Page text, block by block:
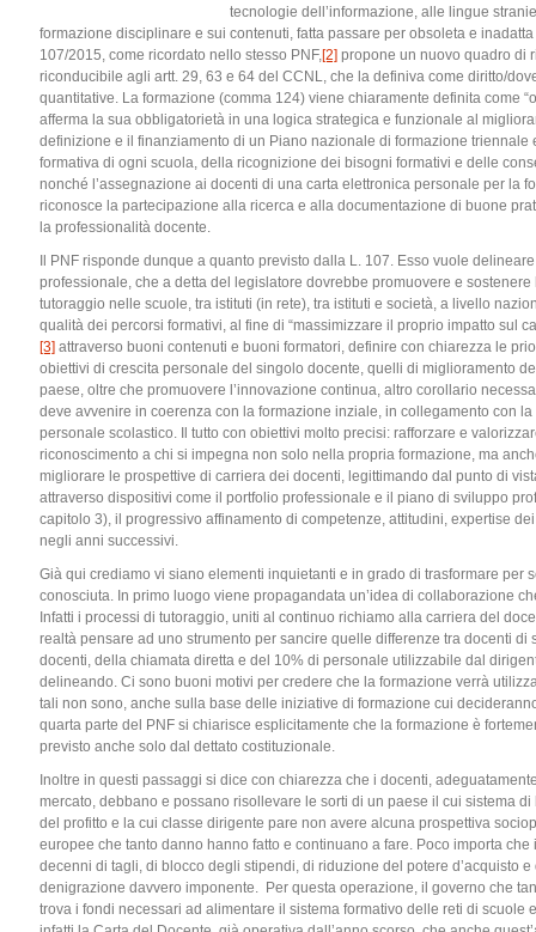
tecnologie dell’informazione, alle lingue
formazione disciplinare e sui contenuti, fatta passare per obsoleta e
107/2015, come ricordato nello stesso PNF,[2] propone un nuovo quadro di
riconducibile agli artt. 29, 63 e 64 del CCNL, che la definiva come diritto/
quantitative. La formazione (comma 124) viene chiaramente definita come
afferma la sua obbligatorietà in una logica strategica e funzionale al
definizione e il finanziamento di un Piano nazionale di formazione triennale
formativa di ogni scuola, della ricognizione dei bisogni formativi e delle
nonché l’assegnazione ai docenti di una carta elettronica personale per la
riconosce la partecipazione alla ricerca e alla documentazione di buone
la professionalità docente.
Il PNF risponde dunque a quanto previsto dalla L. 107. Esso vuole
professionale, che a detta del legislatore dovrebbe promuovere e
tutoraggio nelle scuole, tra istituti (in rete), tra istituti e società, a livello
qualità dei percorsi formativi, al fine di “massimizzare il proprio impatto sul
[3] attraverso buoni contenuti e buoni formatori, definire con chiarezza le
obiettivi di crescita personale del singolo docente, quelli di miglioramento
paese, oltre che promuovere l’innovazione continua, altro corollario
deve avvenire in coerenza con la formazione inziale, in collegamento con
personale scolastico. Il tutto con obiettivi molto precisi: rafforzare e
riconoscimento a chi si impegna non solo nella propria formazione, ma
migliorare le prospettive di carriera dei docenti, legittimando dal punto di
attraverso dispositivi come il portfolio professionale e il piano di sviluppo
capitolo 3), il progressivo affinamento di competenze, attitudini, expertise
negli anni successivi.
Già qui crediamo vi siano elementi inquietanti e in grado di trasformare per
conosciuta. In primo luogo viene propagandata un’idea di collaborazione
Infatti i processi di tutoraggio, uniti al continuo richiamo alla carriera del
realtà pensare ad uno strumento per sancire quelle differenze tra docenti di
docenti, della chiamata diretta e del 10% di personale utilizzabile dal
delineando. Ci sono buoni motivi per credere che la formazione verrà
tali non sono, anche sulla base delle iniziative di formazione cui
quarta parte del PNF si chiarisce esplicitamente che la formazione è
previsto anche solo dal dettato costituzionale.
Inoltre in questi passaggi si dice con chiarezza che i docenti,
mercato, debbano e possano risollevare le sorti di un paese il cui sistema
del profitto e la cui classe dirigente pare non avere alcuna prospettiva
europee che tanto danno hanno fatto e continuano a fare. Poco importa
decenni di tagli, di blocco degli stipendi, di riduzione del potere d’acquisto
denigrazione davvero imponente. Per questa operazione, il governo che
trova i fondi necessari ad alimentare il sistema formativo delle reti di scuole